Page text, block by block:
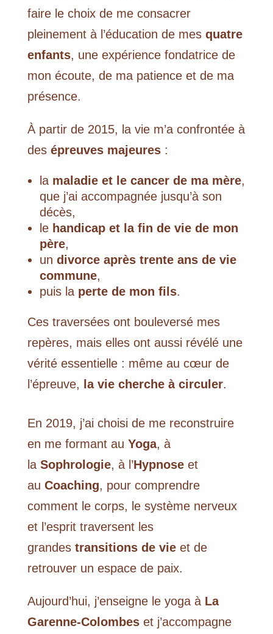
faire le choix de me consacrer
pleinement à l’éducation de mes quatre
enfants, une expérience fondatrice de
mon écoute, de ma patience et de ma
présence.
À partir de 2015, la vie m’a confrontée à
des épreuves majeures:
la maladie et le cancer de ma mère,
que j’ai accompagnée jusqu’à son
décès,
le handicap et la fin de vie de mon
père,
un divorce après trente ans de vie
commune,
puis la perte de mon fils.
Ces traversées ont bouleversé mes
repères, mais elles ont aussi révélé une
vérité essentielle : même au cœur de
l’épreuve,
la vie cherche à circuler.
En 2019, j’ai choisi de me reconstruire
en me formant au Yoga, à
la Sophrologie, à l’Hypnoseet
au Coaching, pour comprendre
comment le corps, le système nerveux
et l’esprit traversent les
grandes transitions de vieet de
retrouver un espace de paix.
Aujourd’hui, j’enseigne le yoga à La
Garenne-Colombeset j’accompagne